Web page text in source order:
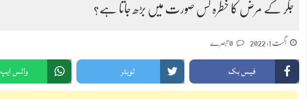
جگر کے مرض کا خطرہ کس صورت میں بڑھ جاتا ہے؟
اگست 1, 2022 0 تبصرے
فیس بک ٹویٹر واٹس ایپ